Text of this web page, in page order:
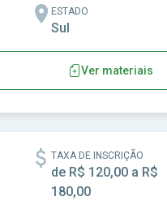
ESTADO
Sul
Ver materiais
TAXA DE INSCRIÇÃO
de R$ 120,00 a R$
180,00